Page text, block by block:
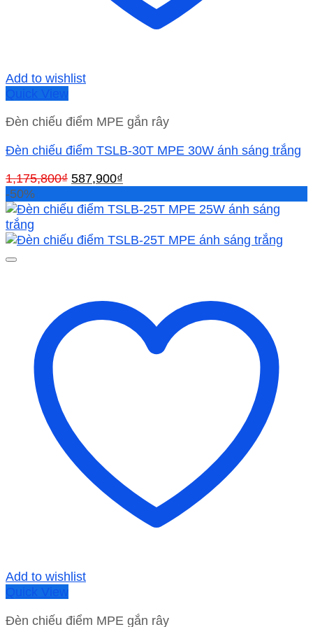
Add to wishlist
Quick View
Đèn chiếu điểm MPE gắn rây
Đèn chiếu điểm TSLB-30T MPE 30W ánh sáng trắng
1,175,800₫ Giá
là:
587,900₫
tại
587,900₫.
-50%
Add to wishlist
Quick View
Đèn chiếu điểm MPE gắn rây